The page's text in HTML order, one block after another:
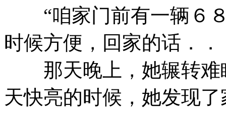
“咱家门前有一辆６
时候方便，回家的话．．
那天晚上，她辗转难
天快亮的时候，她发现